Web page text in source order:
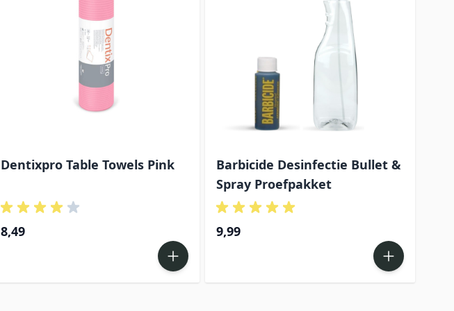
Dentixpro Table Towels Pink
8,49
Barbicide Desinfectie Bullet &
Spray Proefpakket
9,99